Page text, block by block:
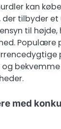
kan
der tilbyder
til
Populære
bekvemme
med